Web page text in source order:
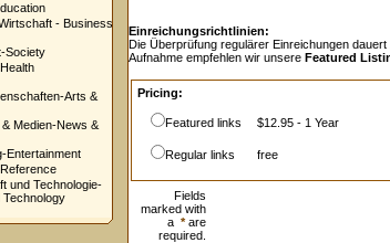
- Business
Society
Arts &
Medien-News &
Entertainment
und Technologie-
Technology
Einreichungsrichtlinien:
Die Überprüfung regulärer Einreichungen
Aufnahme empfehlen wir unsere Featured
Pricing:
Featured links $12.95 - 1 Year
Regular links free
Fields
marked with
a *are
required.